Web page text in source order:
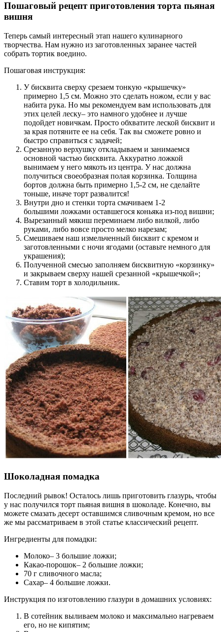
Пошаговый рецепт приготовления торта пьяная
вишня
Теперь самый интересный этап нашего кулинарного
творчества. Нам нужно из заготовленных заранее частей
собрать тортик воедино.
Пошаговая инструкция:
У бисквита сверху срезаем тонкую «крышечку»
примерно 1,5 см. Можно это сделать ножом, если у вас
набита рука. Но мы рекомендуем вам использовать для
этих целей леску– это намного удобнее и лучше
подойдет новичкам. Просто обхватите леской бисквит и
за края потяните ее на себя. Так вы сможете ровно и
быстро справиться с задачей;
Срезанную верхушку откладываем и занимаемся
основной частью бисквита. Аккуратно ложкой
вынимаем у него мякоть из центра. У нас должна
получиться своеобразная полая корзинка. Толщина
бортов должна быть примерно 1,5-2 см, не сделайте
тоньше, иначе торт развалится!
Внутри дно и стенки торта смачиваем 1-2
большими ложками оставшегося коньяка из-под вишни;
Вырезанный мякиш переминаем либо вилкой, либо
руками, либо вовсе просто мелко нарезам;
Смешиваем наш измельченный бисквит с кремом и
заготовленными с ночи ягодами (оставьте немного для
украшения);
Полученной смесью заполняем бисквитную «корзинку»
и закрываем сверху нашей срезанной «крышечкой»;
Ставим торт в холодильник.
Шоколадная помадка
Последний рывок! Осталось лишь приготовить глазурь, чтобы
у нас получился торт пьяная вишня в шоколаде. Конечно, вы
можете смазать десерт оставшимся сливочным кремом, но все
же мы рассматриваем в этой статье классический рецепт.
Ингредиенты для помадки:
Молоко– 3 большие ложки;
Какао-порошок– 2 большие ложки;
70 г сливочного масла;
Сахар– 4 большие ложки.
Инструкция по изготовлению глазури в домашних условиях:
В сотейник выливаем молоко и максимально нагреваем
его, но не кипятим;